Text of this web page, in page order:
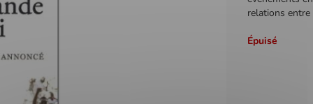
relations
Épuisé